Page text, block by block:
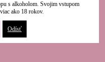
s alkoholom. Svojim vstupom
ako 18 rokov.
Odísť